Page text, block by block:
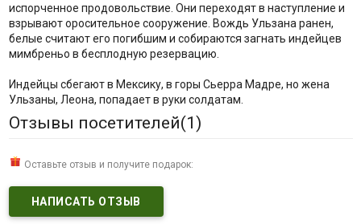
испорченное продовольствие. Они переходят в наступление и
взрывают оросительное сооружение. Вождь Ульзана ранен,
белые считают его погибшим и собираются загнать индейцев
мимбреньо в бесплодную резервацию.
Индейцы сбегают в Мексику, в горы Сьерра Мадре, но жена
Ульзаны, Леона, попадает в руки солдатам.
Отзывы посетителей(1)
Оставьте отзыв и получите подарок:
НАПИСАТЬ ОТЗЫВ